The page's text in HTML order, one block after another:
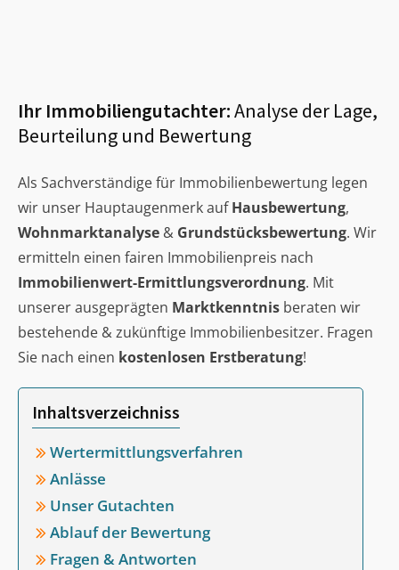
Ihr Immobiliengutachter:Analyse der Lage,
Beurteilung und Bewertung
Als Sachverständige für Immobilienbewertung legen
wir unser Hauptaugenmerk aufHausbewertung,
Wohnmarktanalyse & Grundstücksbewertung. Wir
ermitteln einen fairen Immobilienpreis nach
Immobilienwert-Ermittlungsverordnung. Mit
unserer ausgeprägten Marktkenntnis beraten wir
bestehende & zukünftige Immobilienbesitzer. Fragen
Sie nach einen kostenlosen Erstberatung!
Inhaltsverzeichniss
Wertermittlungsverfahren
Anlässe
Unser Gutachten
Ablauf der Bewertung
Fragen & Antworten